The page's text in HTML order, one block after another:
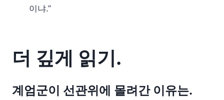
이냐.”
더 깊게 읽기.
계엄군이 선관위에 몰려간 이유는.